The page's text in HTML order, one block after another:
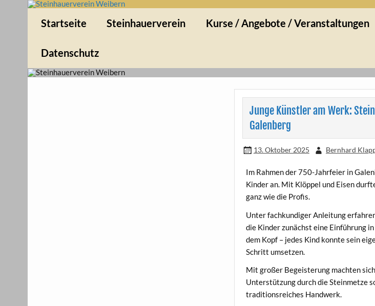
Steinhauerverein Weibern
1994 e.V
Startseite Steinhauerverein Kurse / Angebote / Veranstaltungen
Datenschutz
Junge Künstler am Werk:
Galenberg
13. Oktober 2025 Bernhard
Im Rahmen der 750-Jahrfeier in
Kinder an. Mit Klöppel und Eisen
ganz wie die Profis.
Unter fachkundiger Anleitung
die Kinder zunächst eine Einführung
dem Kopf – jedes Kind konnte sein
Schritt umsetzen.
Mit großer Begeisterung machten
Unterstützung durch die Steinmetze
traditionsreiches Handwerk.